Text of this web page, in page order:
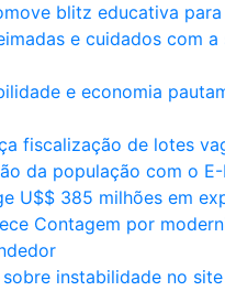
blitz educativa para
e cuidados com a
e economia
fiscalização de lotes
da população com o E-
U$$ 385 milhões em
Contagem por
instabilidade no